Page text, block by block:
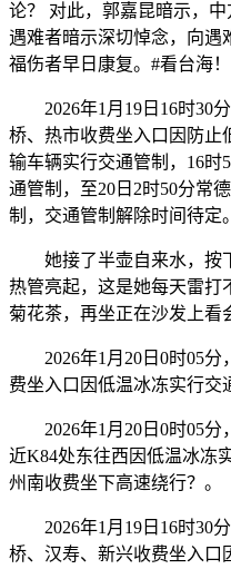
论？ 对此，郭嘉昆暗示，
遇难者暗示深切悼念，向遇
福伤者早日康复。#看台海！
2026年1月19日16时30分
桥、热市收费坐入口因防止
输车辆实行交通管制，16时
通管制，至20日2时50分常
制，交通管制解除时间待定。
她接了半壶自来水，按下
热管亮起，这是她每天雷打
菊花茶，再坐正在沙发上看
2026年1月20日0时05分
费坐入口因低温冰冻实行交
2026年1月20日0时05分
近K84处东往西因低温冰冻
州南收费坐下高速绕行？。
2026年1月19日16时30分
桥、汉寿、新兴收费坐入口